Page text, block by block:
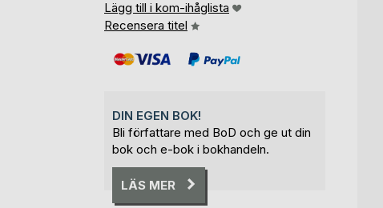
Lägg till i kom-ihåglista
Recensera titel
DIN EGEN BOK!
Bli författare med BoD och ge ut din
bok och e-bok i bokhandeln.
LÄS MER